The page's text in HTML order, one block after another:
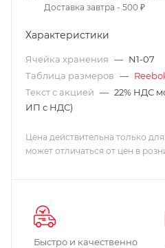
Доставка завтра - 500 ₽
Характеристики
Ячейка хранения — N1-07
Таблица размеров —
Текст с акцией — 22% НДС
ИП с НДС)
Цена действительна только
может отличаться от цен в
Быстро и качественно